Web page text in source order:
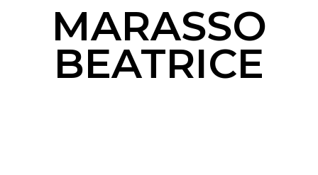
MARASSO
BEATRICE